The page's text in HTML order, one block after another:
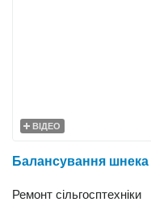
ВІДЕО
Балансування
Ремонт сільгосптехніки